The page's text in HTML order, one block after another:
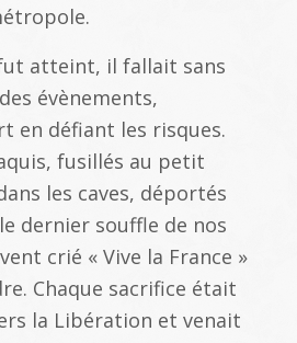
atteint, il fallait sans
évènements,
en défiant les risques.
fusillés au petit
les caves, déportés
dernier souffle de nos
crié « Vive la France »
Chaque sacrifice était
la Libération et venait